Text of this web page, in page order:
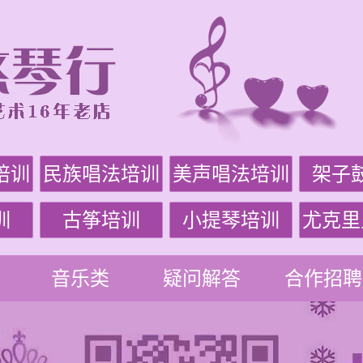
民族唱法培训 美声唱法培训 架子
古筝培训 小提琴培训 尤克
音乐类 疑问解答 合作招聘